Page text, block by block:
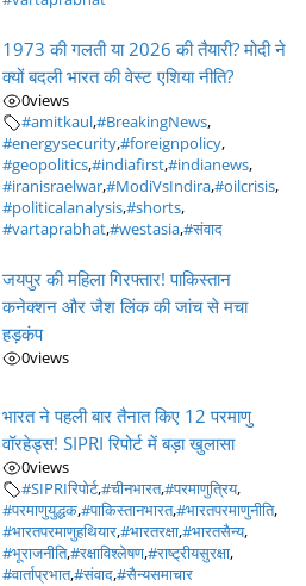
1973 की गलती या 2026 की तैयारी? मोदी ने
क्यों बदली भारत की वेस्ट एशिया नीति?
0views
#amitkaul,#BreakingNews,
#energysecurity,#foreignpolicy,
#geopolitics,#indiafirst,#indianews,
#iranisraelwar,#ModiVsIndira,#oilcrisis,
#politicalanalysis,#shorts,
#vartaprabhat,#westasia,#संवाद
जयपुर की महिला गिरफ्तार! पाकिस्तान
कनेक्शन और जैश लिंक की जांच से मचा
हड़कंप
0views
भारत ने पहली बार तैनात किए 12 परमाणु
वॉरहेड्स! SIPRI रिपोर्ट में बड़ा खुलासा
0views
#SIPRIरिपोर्ट,#चीनभारत,#परमाणुत्रिय,
#परमाणुयुद्धक,#पाकिस्तानभारत,#भारतपरमाणुनीति,
#भारतपरमाणुहथियार,#भारतरक्षा,#भारतसैन्य,
#भूराजनीति,#रक्षाविश्लेषण,#राष्ट्रीयसुरक्षा,
#वार्ताप्रभात,#संवाद,#सैन्यसमाचार